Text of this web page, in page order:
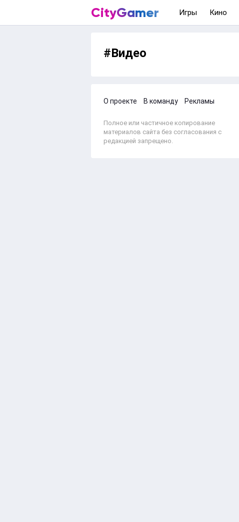
CityGamer Игры Кино
#Видео
О проекте В команду Рекламы
Полное или частичное копирование
материалов сайта без согласования с
редакцией запрещено.